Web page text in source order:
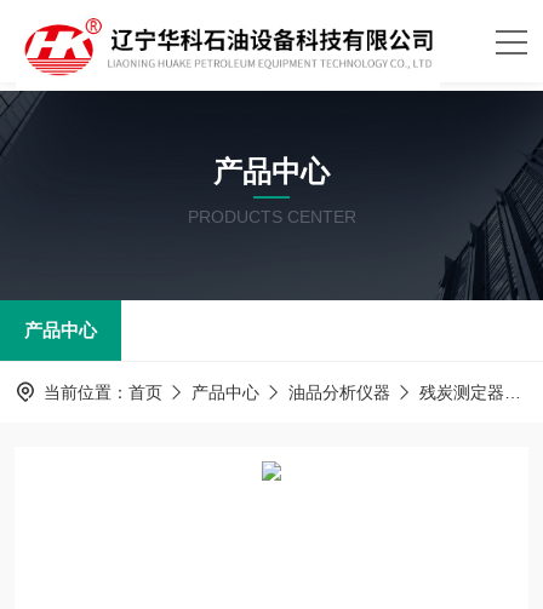
产品中心
PRODUCTS CENTER
产品中心
当前位置： 首页 产品中心 油品分析仪器 残炭测定器